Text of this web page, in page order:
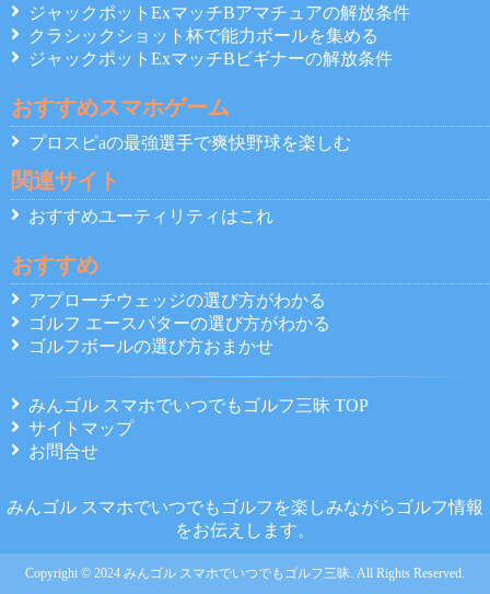
ジャックポットExマッチBアマチュアの解放条件
クラシックショット杯で能力ボールを集める
ジャックポットExマッチBビギナーの解放条件
おすすめスマホゲーム
プロスピaの最強選手で爽快野球を楽しむ
関連サイト
おすすめユーティリティはこれ
おすすめ
アプローチウェッジの選び方がわかる
ゴルフ エースパターの選び方がわかる
ゴルフボールの選び方おまかせ
みんゴル スマホでいつでもゴルフ三昧 TOP
サイトマップ
お問合せ
みんゴル スマホでいつでもゴルフを楽しみながらゴルフ情報
をお伝えします。
Copyright © 2024 みんゴル スマホでいつでもゴルフ三昧. All Rights Reserved.